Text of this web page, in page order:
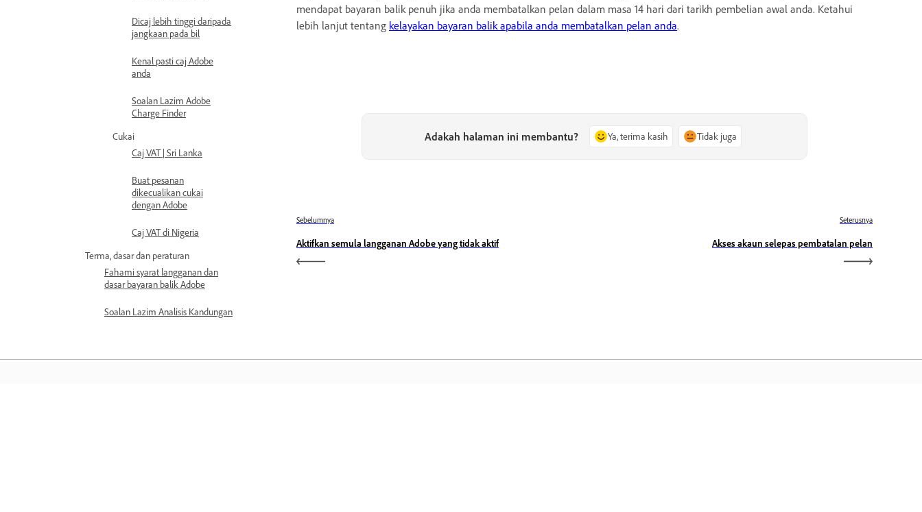
Dicaj lebih tinggi daripada
jangkaan pada bil
Kenal pasti caj Adobe
anda
Soalan Lazim Adobe
Charge Finder
Cukai
Caj VAT | Sri Lanka
Buat pesanan
dikecualikan cukai
dengan Adobe
Caj VAT di Nigeria
Terma, dasar dan peraturan
Fahami syarat langganan dan
dasar bayaran balik Adobe
Soalan Lazim Analisis Kandungan
mendapat bayaran balik penuh jika anda membatalkan pelan dalam masa 14 hari dari tarikh pembelian awal anda. Ketahui
lebih lanjut tentang kelayakan bayaran balik apabila anda membatalkan pelan anda.
Adakah halaman ini membantu? Ya, terima kasih Tidak juga
Sebelumnya
Aktifkan semula langganan Adobe yang tidak aktif
Seterusnya
Akses akaun selepas pembatalan pelan